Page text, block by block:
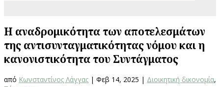
Η αναδρομικότητα των αποτελεσμάτων
της αντισυνταγματικότητας νόμου και η
κανονιστικότητα του Συντάγματος
από Κωνσταντίνος Λάγγας | Φεβ 14, 2025 | Διοικητική δικονομία,